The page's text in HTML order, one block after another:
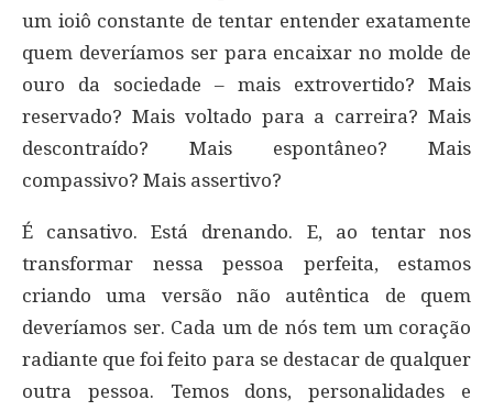
um ioiô constante de tentar entender exatamente
quem deveríamos ser para encaixar no molde de
ouro da sociedade – mais extrovertido? Mais
reservado? Mais voltado para a carreira? Mais
descontraído? Mais espontâneo? Mais
compassivo? Mais assertivo?
É cansativo. Está drenando. E, ao tentar nos
transformar nessa pessoa perfeita, estamos
criando uma versão não autêntica de quem
deveríamos ser. Cada um de nós tem um coração
radiante que foi feito para se destacar de qualquer
outra pessoa. Temos dons, personalidades e